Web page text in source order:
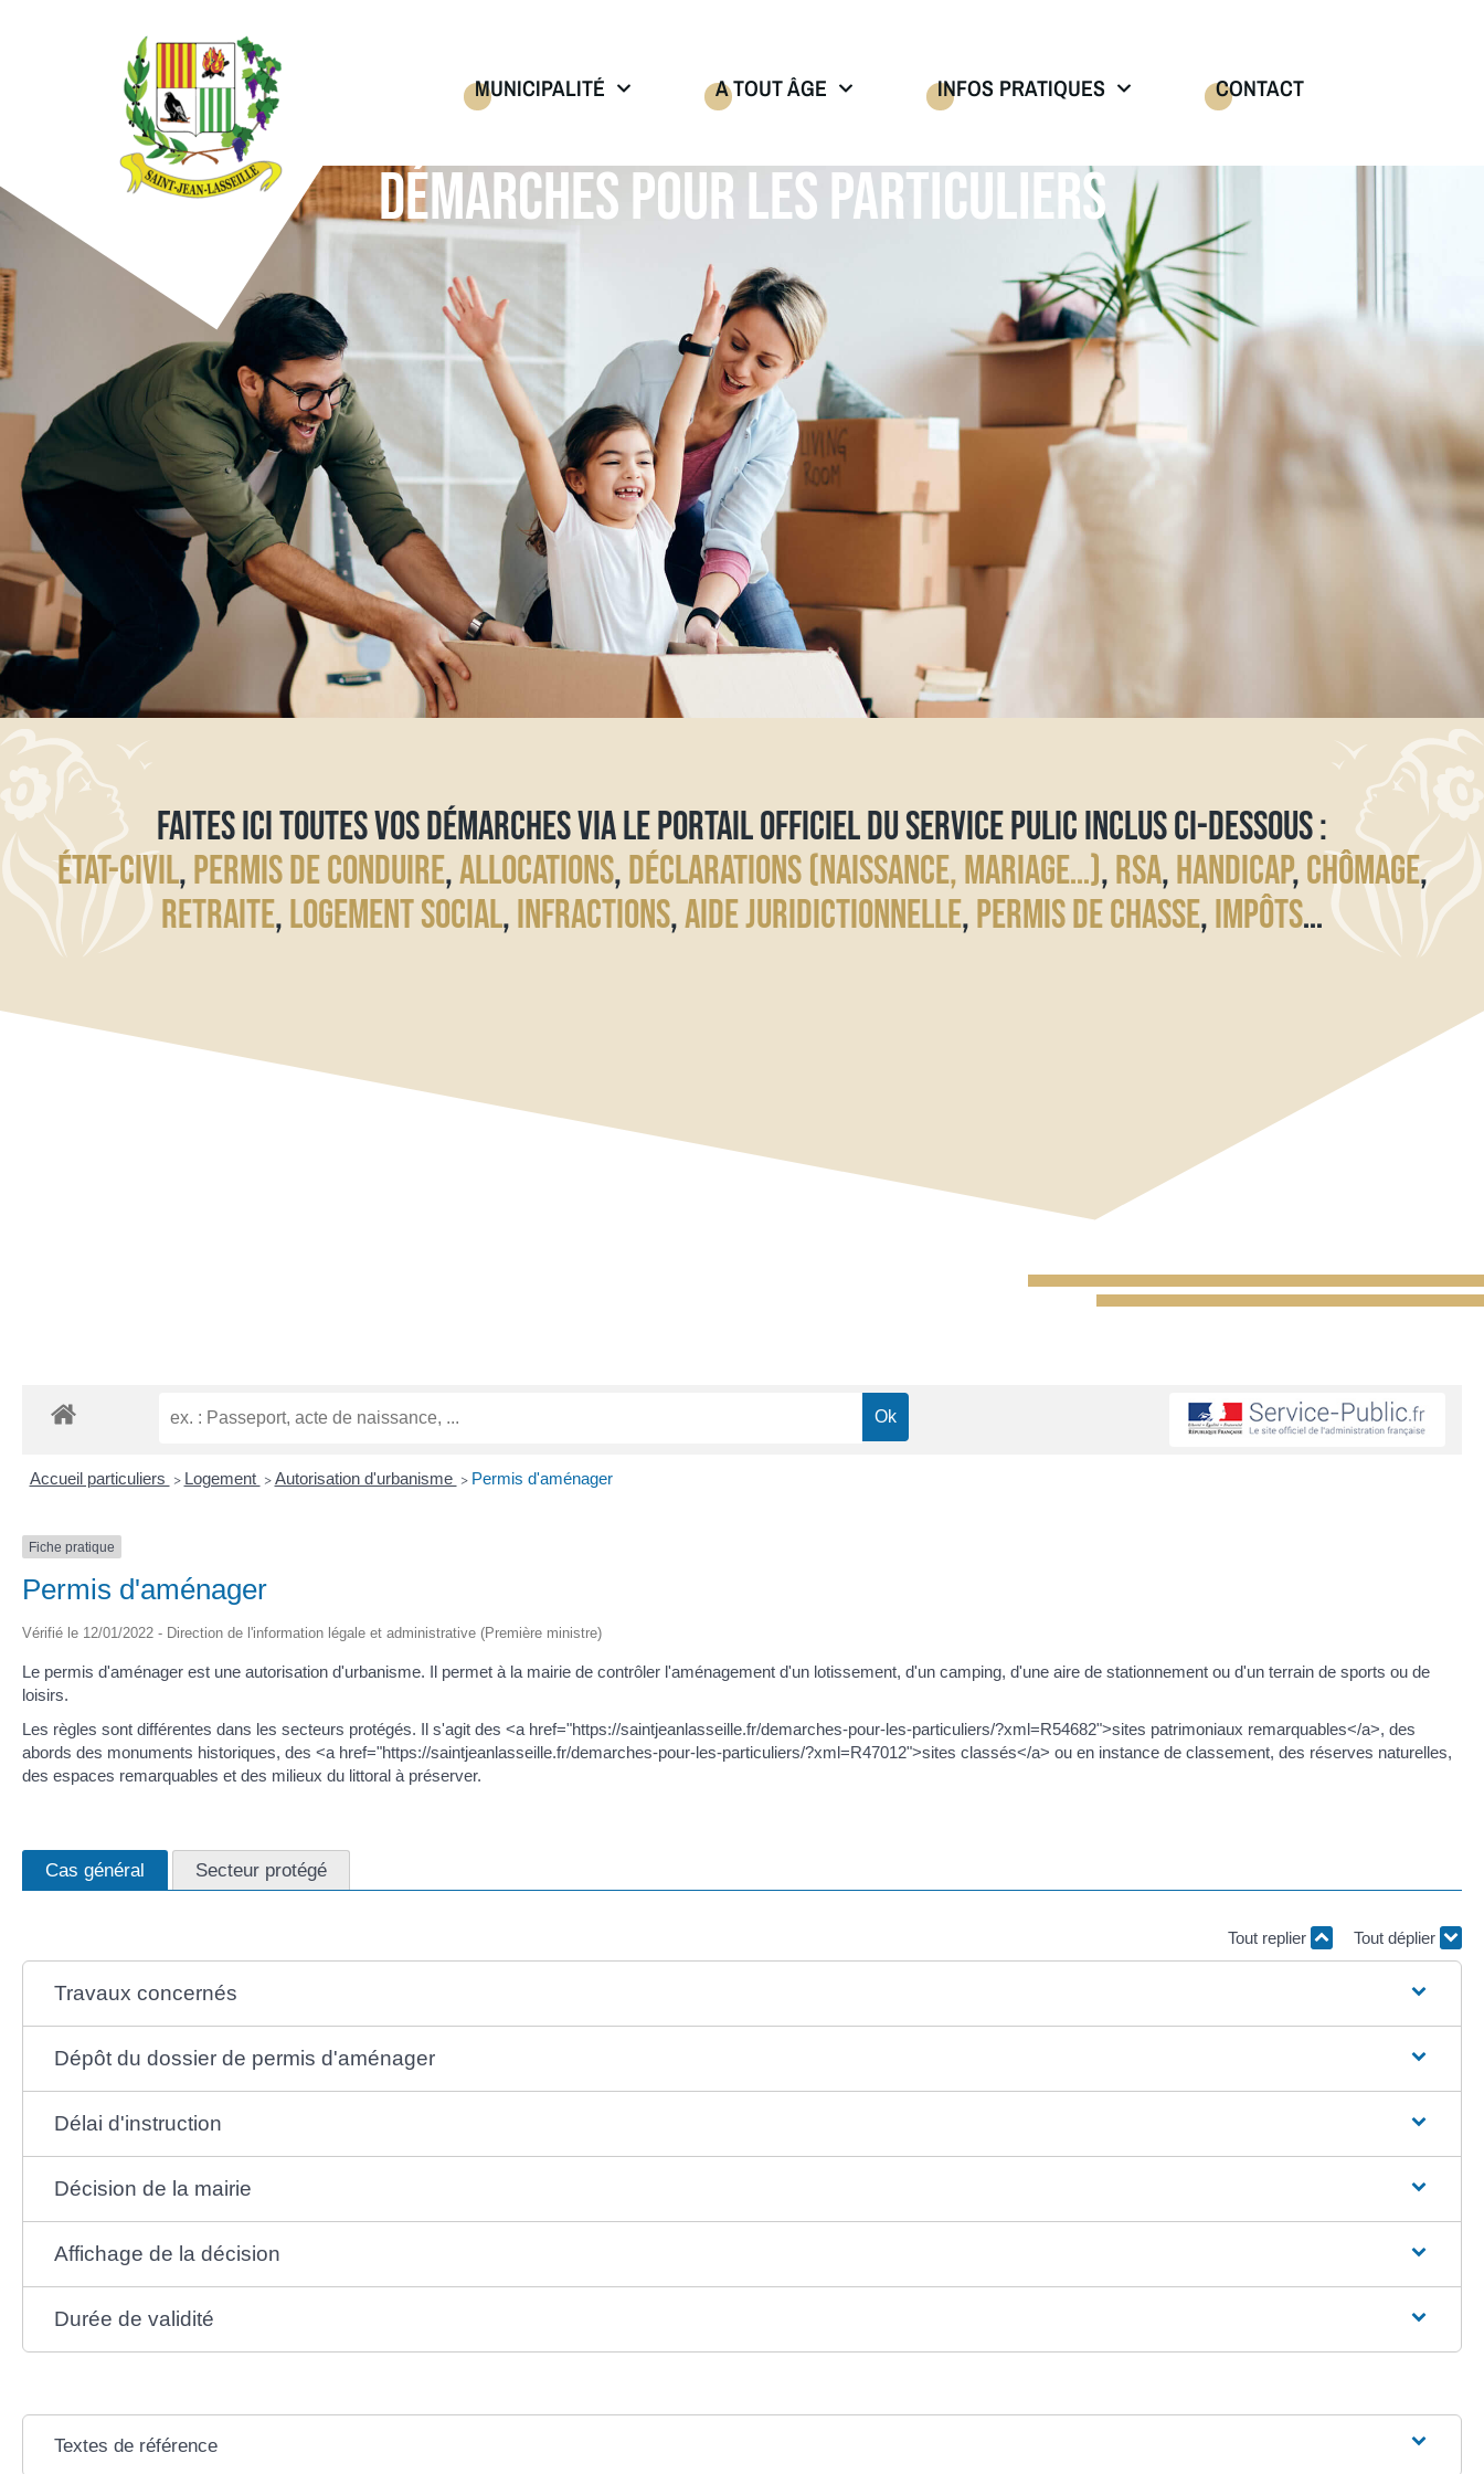
MUNICIPALITÉ A TOUT ÂGE INFOS PRATIQUES CONTACT
DÉMARCHES POUR LES PARTICULIERS
FAITES ICI TOUTES VOS DÉMARCHES VIA LE PORTAIL OFFICIEL DU SERVICE PULIC INCLUS CI-DESSOUS :
ÉTAT-CIVIL,PERMIS DE CONDUIRE,ALLOCATIONS,DÉCLARATIONS (NAISSANCE, MARIAGE…),RSA,HANDICAP,CHÔMAGE,
RETRAITE,LOGEMENT SOCIAL,INFRACTIONS,AIDE JURIDICTIONNELLE,PERMIS DE CHASSE,IMPÔTS…
Accueil particuliers > Logement > Autorisation d'urbanisme > Permis d'aménager
Fiche pratique
Permis d'aménager
Vérifié le 12/01/2022 - Direction de l'information légale et administrative (Première ministre)
Le permis d'aménager est une autorisation d'urbanisme. Il permet à la mairie de contrôler l'aménagement d'un lotissement, d'un camping, d'une aire de stationnement ou d'un terrain de sports ou de
loisirs.
Les règles sont différentes dans les secteurs protégés. Il s'agit des <a href="https://saintjeanlasseille.fr/demarches-pour-les-particuliers/?xml=R54682">sites patrimoniaux remarquables</a>, des
abords des monuments historiques, des <a href="https://saintjeanlasseille.fr/demarches-pour-les-particuliers/?xml=R47012">sites classés</a> ou en instance de classement, des réserves naturelles,
des espaces remarquables et des milieux du littoral à préserver.
Cas général Secteur protégé
Tout replier Tout déplier
Travaux concernés
Dépôt du dossier de permis d'aménager
Délai d'instruction
Décision de la mairie
Affichage de la décision
Durée de validité
Textes de référence